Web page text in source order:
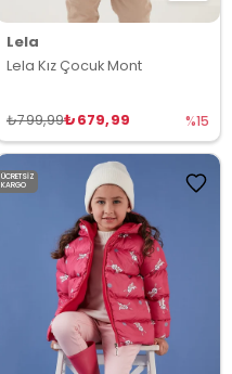
Lela
Lela Kız Çocuk Mont
₺679,99
₺799,99 %15
ÜCRETSIZ
KARGO